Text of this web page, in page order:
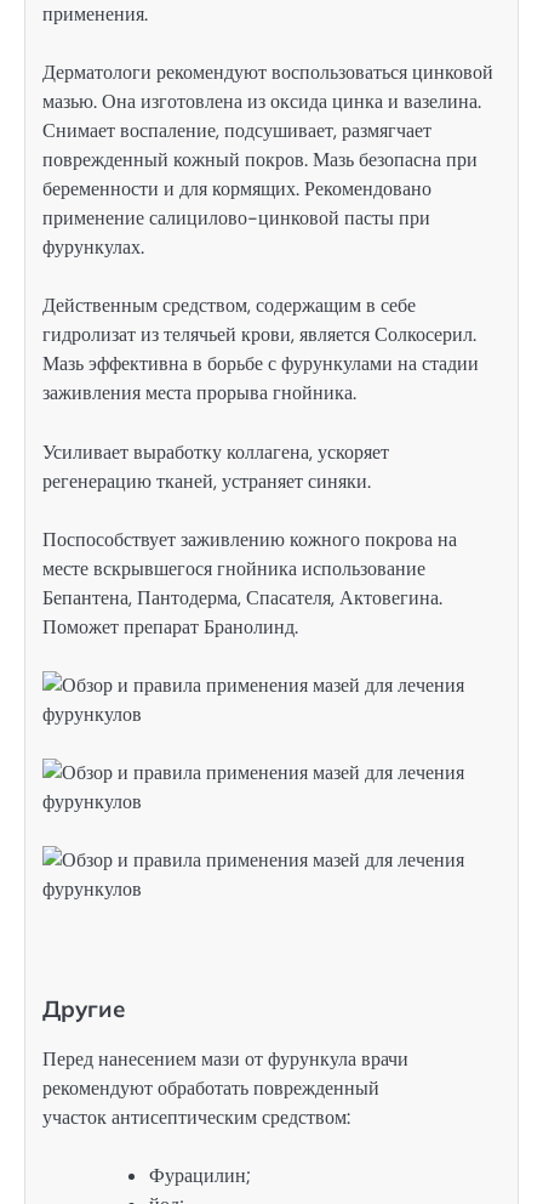
применения.
Дерматологи рекомендуют воспользоваться цинковой
мазью. Она изготовлена из оксида цинка и вазелина.
Снимает воспаление, подсушивает, размягчает
поврежденный кожный покров. Мазь безопасна при
беременности и для кормящих. Рекомендовано
применение салицилово-цинковой пасты при
фурункулах.
Действенным средством, содержащим в себе
гидролизат из телячьей крови, является Солкосерил.
Мазь эффективна в борьбе с фурункулами на стадии
заживления места прорыва гнойника.
Усиливает выработку коллагена, ускоряет
регенерацию тканей, устраняет синяки.
Поспособствует заживлению кожного покрова на
месте вскрывшегося гнойника использование
Бепантена, Пантодерма, Спасателя, Актовегина.
Поможет препарат Бранолинд.
Другие
Перед нанесением мази от фурункула врачи
рекомендуют обработать поврежденный
участок антисептическим средством:
Фурацилин;